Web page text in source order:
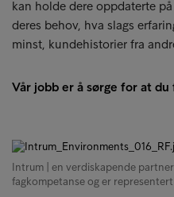
kan holde dere oppdaterte
deres behov, hva slags
minst, kundehistorier fra
Vår jobb er å sørge for at
Intrum | en verdiskapende
fagkompetanse og er